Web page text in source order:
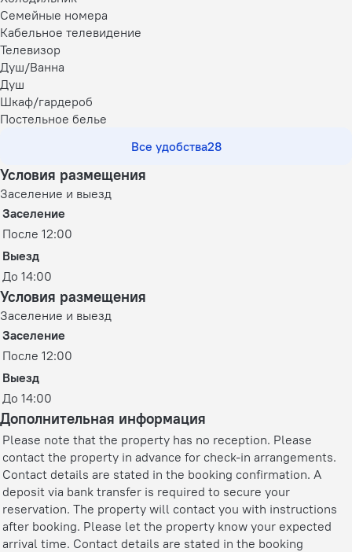
Семейные номера
Кабельное телевидение
Телевизор
Душ/Ванна
Душ
Шкаф/гардероб
Постельное белье
Все удобства28
Условия размещения
Заселение и выезд
Заселение
После 12:00
Выезд
До 14:00
Условия размещения
Заселение и выезд
Заселение
После 12:00
Выезд
До 14:00
Дополнительная информация
Please note that the property has no reception. Please
contact the property in advance for check-in arrangements.
Contact details are stated in the booking confirmation. A
deposit via bank transfer is required to secure your
reservation. The property will contact you with instructions
after booking. Please let the property know your expected
arrival time. Contact details are stated in the booking